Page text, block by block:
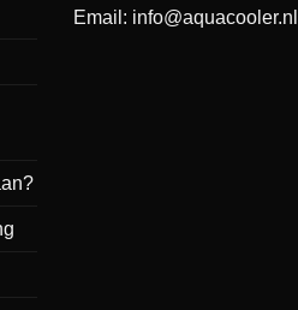
Email: info@aquacooler.nl